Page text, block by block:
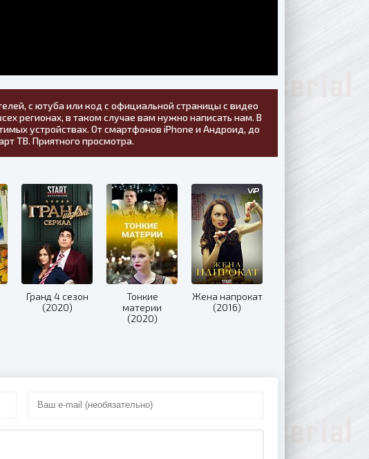
с ютуба или код с официальной страницы с видео
регионах, в таком случае вам нужно написать нам. В
устройствах. От смартфонов iPhone и Андроид, до
ТВ. Приятного просмотра.
Гранд 4 сезон
(2020)
Тонкие
материи
(2020)
Жена напрокат
(2016)